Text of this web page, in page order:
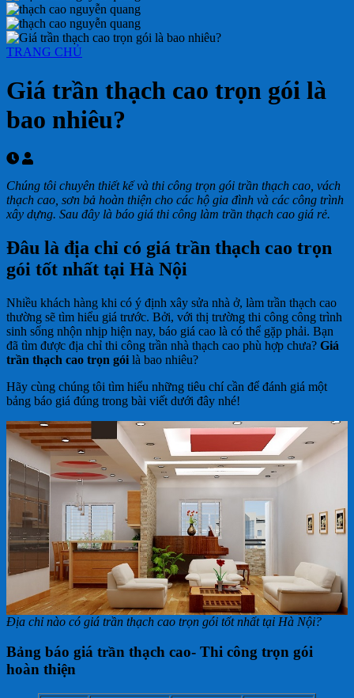
TRANG CHỦ
Giá trần thạch cao trọn gói là
bao nhiêu?
Chúng tôi chuyên thiết kế và thi công trọn gói trần thạch cao, vách
thạch cao, sơn bả hoàn thiện cho các hộ gia đình và các công trình
xây dựng. Sau đây là báo giá thi công làm trần thạch cao giá rẻ.
Đâu là địa chỉ có giá trần thạch cao trọn
gói tốt nhất tại Hà Nội
Nhiều khách hàng khi có ý định xây sửa nhà ở, làm trần thạch cao
thường sẽ tìm hiểu giá trước. Bởi, với thị trường thi công công trình
sinh sống nhộn nhịp hiện nay, báo giá cao là có thể gặp phải. Bạn
đã tìm được địa chỉ thi công trần nhà thạch cao phù hợp chưa? Giá
trần thạch cao trọn gói là bao nhiêu?
Hãy cùng chúng tôi tìm hiểu những tiêu chí cần để đánh giá một
bảng báo giá đúng trong bài viết dưới đây nhé!
Địa chỉ nào có giá trần thạch cao trọn gói tốt nhất tại Hà Nội?
Bảng báo giá trần thạch cao- Thi công trọn gói
hoàn thiện